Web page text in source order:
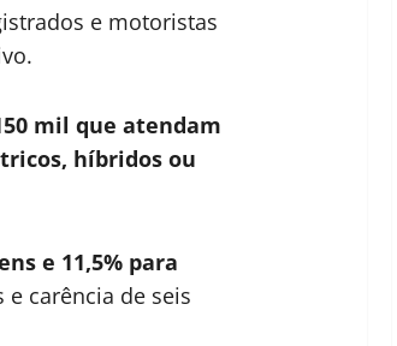
e motoristas
mil que atendam
híbridos ou
e 11,5% para
carência de seis